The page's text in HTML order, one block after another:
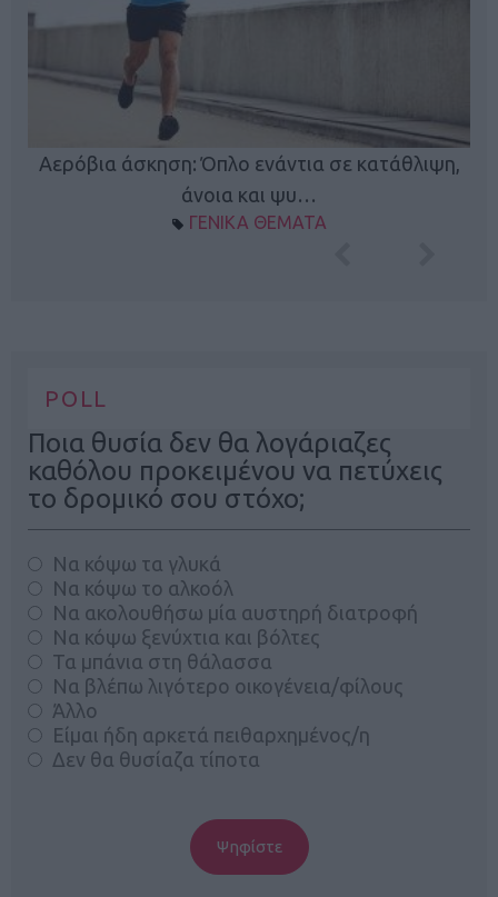
Αερόβια άσκηση: Όπλο ενάντια σε κατάθλιψη,
άνοια και ψυ…
ΓΕΝΙΚΑ ΘΕΜΑΤΑ
POLL
Ποια θυσία δεν θα λογάριαζες
καθόλου προκειμένου να πετύχεις
το δρομικό σου στόχο;
Να κόψω τα γλυκά
Να κόψω το αλκοόλ
Να ακολουθήσω μία αυστηρή διατροφή
Να κόψω ξενύχτια και βόλτες
Τα μπάνια στη θάλασσα
Να βλέπω λιγότερο οικογένεια/φίλους
Άλλο
Είμαι ήδη αρκετά πειθαρχημένος/η
Δεν θα θυσίαζα τίποτα